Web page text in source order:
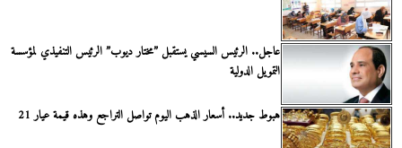
عاجل.. الرئيس السيسي يستقبل ”مختار ديوب” الرئيس التنفيذي لمؤسسة
التمويل الدولية
هبوط جديد.. أسعار الذهب اليوم تواصل التراجع وهذه قيمة عيار 21